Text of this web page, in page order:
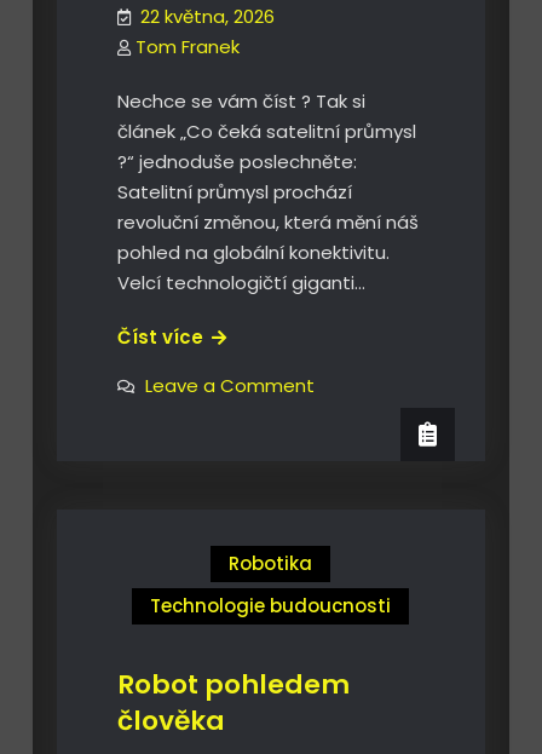
22 května, 2026
Tom Franek
Nechce se vám číst ? Tak si
článek „Co čeká satelitní průmysl
?“ jednoduše poslechněte:
Satelitní průmysl prochází
revoluční změnou, která mění náš
pohled na globální konektivitu.
Velcí technologičtí giganti…
Číst víceCo
satelitní
Leave a Commenton
Robotika
Technologie budoucnosti
Robot pohledem
člověka